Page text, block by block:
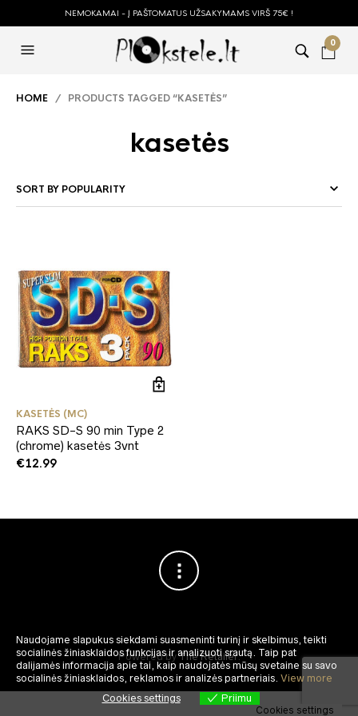
NEMOKAMAI - Į PAŠTOMATUS UŽSAKYMAMS VIRŠ 75€ !
0
HOME / PRODUCTS TAGGED “KASETĖS”
kasetės
KASETĖS (MC)
RAKS SD-S 90 min Type 2
(chrome) kasetės 3vnt
€12.99
Powered byThe Retailer.
Naudojame slapukus siekdami suasmeninti turinį ir skelbimus, teikti
socialinės žiniasklaidos funkcijas ir analizuoti srautą. Taip pat
dalijamės informacija apie tai, kaip naudojatės mūsų svetaine su savo
socialinės žiniasklaidos, reklamos ir analizės partneriais. View more
Cookies settings
Priimu
Cookies settings